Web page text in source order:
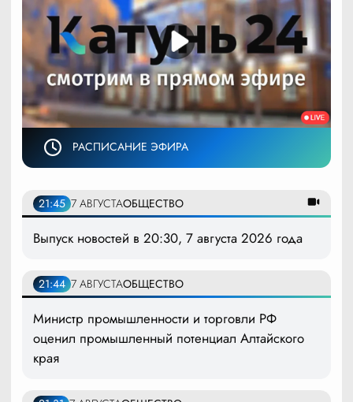
РАСПИСАНИЕ ЭФИРА
21:45 7 АВГУСТАОБЩЕСТВО
Выпуск новостей в 20:30, 7 августа 2026 года
21:44 7 АВГУСТАОБЩЕСТВО
Министр промышленности и торговли РФ
оценил промышленный потенциал Алтайского
края